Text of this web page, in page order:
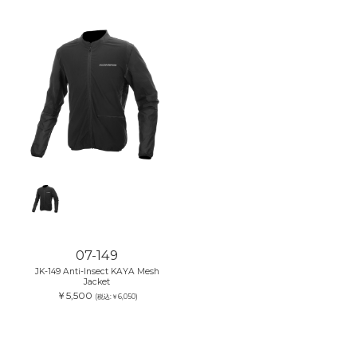
07-149
JK-149 Anti-Insect KAYA Mesh
Jacket
￥5,500 (税込:￥6,050)